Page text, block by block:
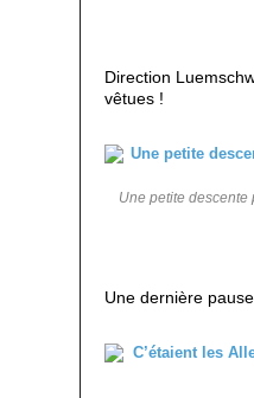
Direction
vêtues !
Une petite descente
Une dernière